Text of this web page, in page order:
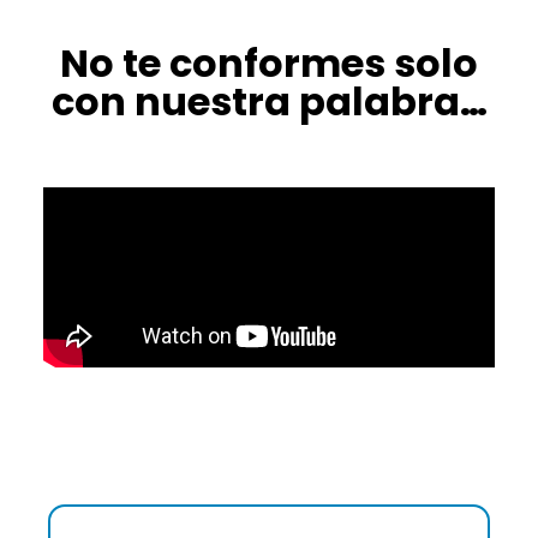
No te conformes solo
con nuestra palabra…